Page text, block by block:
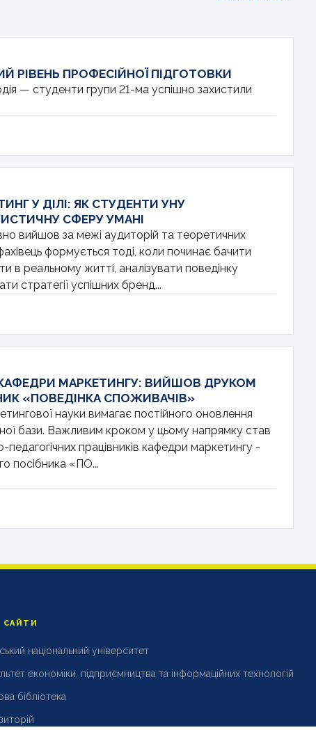
РІВЕНЬ ПРОФЕСІЙНОЇ ПІДГОТОВКИ
— студенти групи 21-ма успішно захистили
У ДІЛІ: ЯК СТУДЕНТИ УНУ
СФЕРУ УМАНІ
вийшов за межі аудиторій та теоретичних
формується тоді, коли починає бачити
в реальному житті, аналізувати поведінку
стратегії успішних бренд...
МАРКЕТИНГУ: ВИЙШОВ ДРУКОМ
«ПОВЕДІНКА СПОЖИВАЧІВ»
науки вимагає постійного оновлення
бази. Важливим кроком у цьому напрямку став
працівників кафедри маркетингу -
посібника «ПО...
САЙТИ
національний університет
економіки, підприємництва та інформаційних технологій
бібліотека